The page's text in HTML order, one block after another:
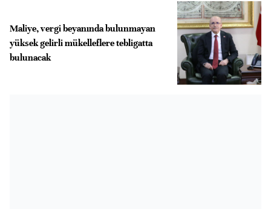
Maliye, vergi beyanında bulunmayan
yüksek gelirli mükelleflere tebligatta
bulunacak